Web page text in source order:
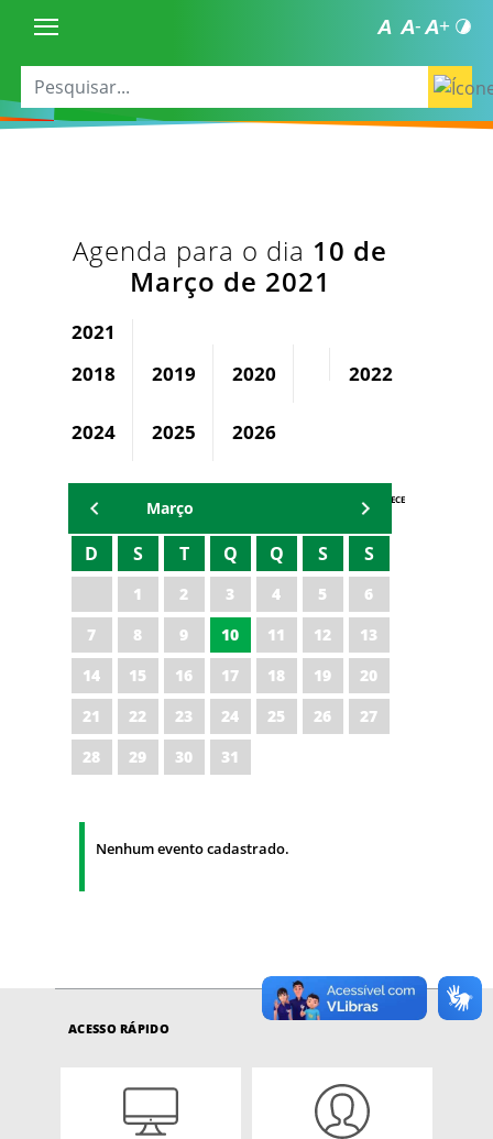
Agenda para o dia 10 de
Março de 2021
2021
2018
2019 2020 2022
2024 2025 2026
AGENDA IPECE
Março
D S T Q Q S S
1 2 3 4 5
6
7
8 9 10 11 12
13
14
15 16 17 18 19
20
21
22 23 24 25 26
27
28
29 30 31
Nenhum evento cadastrado.
ACESSO RÁPIDO